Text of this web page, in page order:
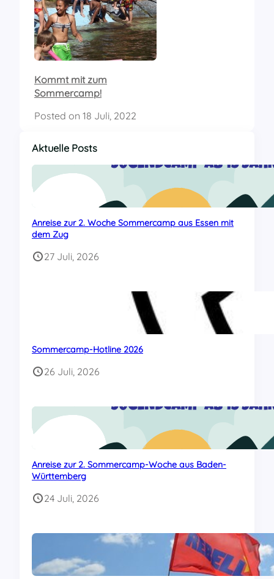
Kommt mit zum
Sommercamp!
Posted on 18 Juli, 2022
Aktuelle Posts
Anreise zur 2. Woche Sommercamp aus Essen mit
dem Zug
27 Juli, 2026
Sommercamp-Hotline 2026
26 Juli, 2026
Anreise zur 2. Sommercamp-Woche aus Baden-
Württemberg
24 Juli, 2026